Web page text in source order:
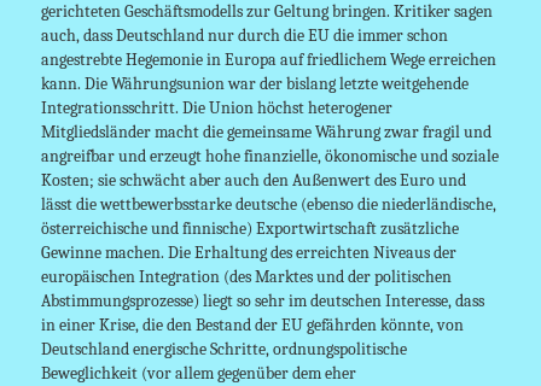
gerichteten Geschäftsmodells zur Geltung bringen. Kritiker sagen
auch, dass Deutschland nur durch die EU die immer schon
angestrebte Hegemonie in Europa auf friedlichem Wege erreichen
kann. Die Währungsunion war der bislang letzte weitgehende
Integrationsschritt. Die Union höchst heterogener
Mitgliedsländer macht die gemeinsame Währung zwar fragil und
angreifbar und erzeugt hohe finanzielle, ökonomische und soziale
Kosten; sie schwächt aber auch den Außenwert des Euro und
lässt die wettbewerbsstarke deutsche (ebenso die niederländische,
österreichische und finnische) Exportwirtschaft zusätzliche
Gewinne machen. Die Erhaltung des erreichten Niveaus der
europäischen Integration (des Marktes und der politischen
Abstimmungsprozesse) liegt so sehr im deutschen Interesse, dass
in einer Krise, die den Bestand der EU gefährden könnte, von
Deutschland energische Schritte, ordnungspolitische
Beweglichkeit (vor allem gegenüber dem eher